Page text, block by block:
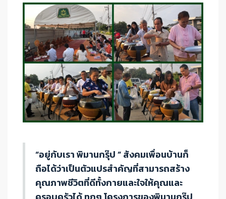
“อยู่กับเรา พิมานกรุ๊ป ” สังคมเพื่อนบ้านก็
ถือได้ว่าเป็นตัวแปรสำคัญที่สามารถสร้าง
คุณภาพชีวิตที่ดีทั้งกายและใจให้คุณและ